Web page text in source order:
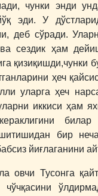
чунки энди
эди. У
деб сўради.
сездик ҳам
қизиқишди,чунки
ҳеч
уларга ҳеч
иккиси ҳам
бир
йиғлаганини
овчи Тусонга